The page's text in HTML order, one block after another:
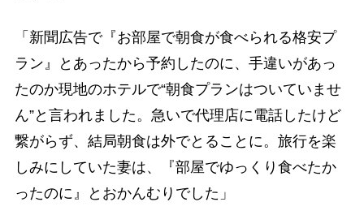
「新聞広告で『お部屋で朝食が食べられる格安プ
ラン』とあったから予約したのに、手違いがあっ
たのか現地のホテルで“朝食プランはついていませ
ん”と言われました。急いで代理店に電話したけど
繋がらず、結局朝食は外でとることに。旅行を楽
しみにしていた妻は、『部屋でゆっくり食べたか
ったのに』とおかんむりでした」